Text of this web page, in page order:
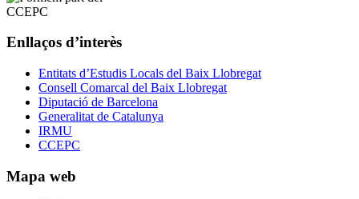
Enllaços d’interès
Entitats d’Estudis Locals del Baix Llobregat
Consell Comarcal del Baix Llobregat
Diputació de Barcelona
Generalitat de Catalunya
IRMU
CCEPC
Mapa web